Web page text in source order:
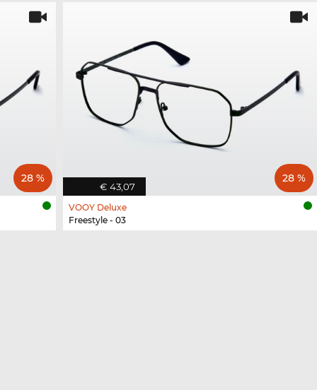
28 %
€ 43,07
28 %
VOOY Deluxe
Freestyle - 03